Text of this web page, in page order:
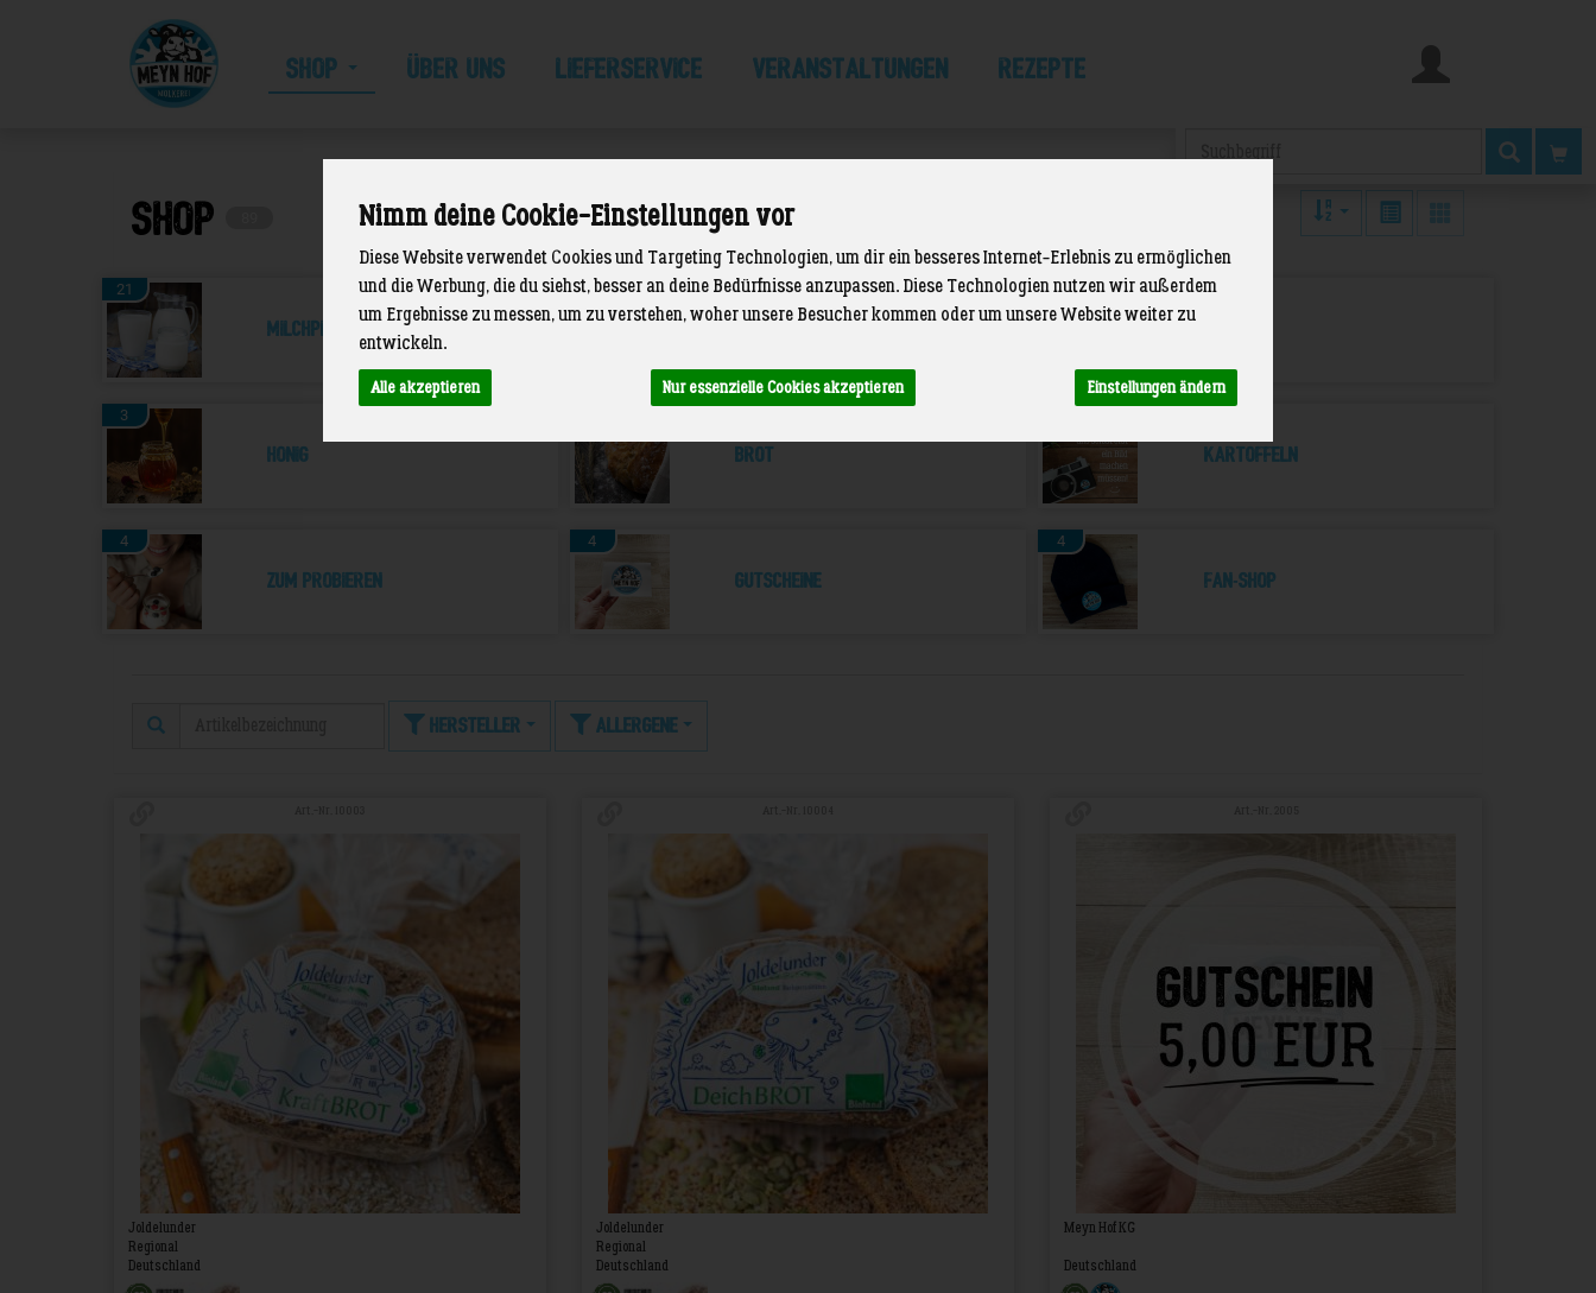
Nimm deine Cookie-Einstellungen vor
Diese Website verwendet Cookies und Targeting Technologien, um dir ein besseres Internet-Erlebnis zu ermöglichen
und die Werbung, die du siehst, besser an deine Bedürfnisse anzupassen. Diese Technologien nutzen wir außerdem
um Ergebnisse zu messen, um zu verstehen, woher unsere Besucher kommen oder um unsere Website weiter zu
entwickeln.
Alle akzeptieren Nur essenzielle Cookies akzeptieren Einstellungen ändern
Meyn
Hof
SHOP ÜBER UNS LIEFERSERVICE Veranstaltungen Rezepte
SHOP
21
Milchprodukte
3
Eier
31
3
Honig Brot Kartoffeln
4
Zum Probieren
4
Gutscheine
4
Fan-Shop
Hersteller Allergene
Joldelunder
Regional
Deutschland
Joldelunder
Regional
Deutschland
Meyn Hof KG
Deutschland